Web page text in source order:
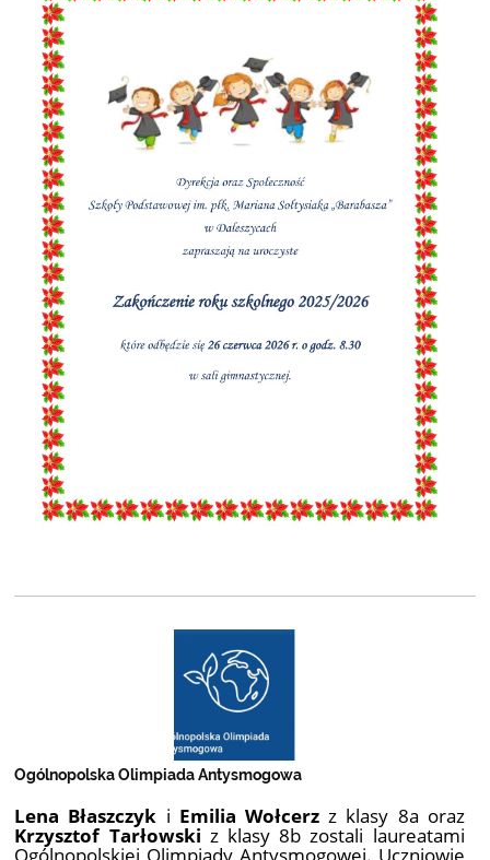
Ogólnopolska Olimpiada Antysmogowa
Lena Błaszczyk i Emilia Wołcerz z klasy 8a oraz
Krzysztof Tarłowski z klasy 8b zostali laureatami